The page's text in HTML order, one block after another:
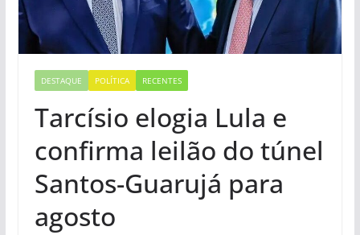
DESTAQUE POLÍTICA RECENTES
Tarcísio elogia Lula e
confirma leilão do túnel
Santos-Guarujá para
agosto